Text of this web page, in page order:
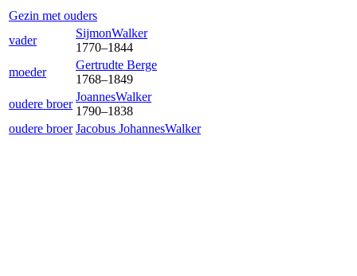
Gezin met ouders
vader
SijmonWalker
1770–1844
moeder
Gertrudte Berge
1768–1849
oudere broer
JoannesWalker
1790–1838
oudere broer Jacobus JohannesWalker